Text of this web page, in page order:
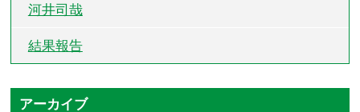
河井司哉
結果報告
アーカイブ